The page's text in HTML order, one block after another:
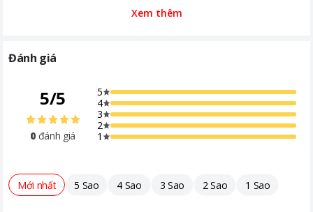
Xem thêm
Đánh giá
5/5
0 đánh giá
5
4
3
2
1
Mới nhất 5 Sao 4 Sao 3 Sao 2 Sao 1 Sao